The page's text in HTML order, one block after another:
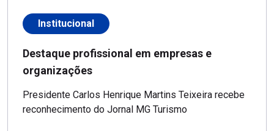
Institucional
Destaque profissional em empresas e
organizações
Presidente Carlos Henrique Martins Teixeira recebe
reconhecimento do Jornal MG Turismo